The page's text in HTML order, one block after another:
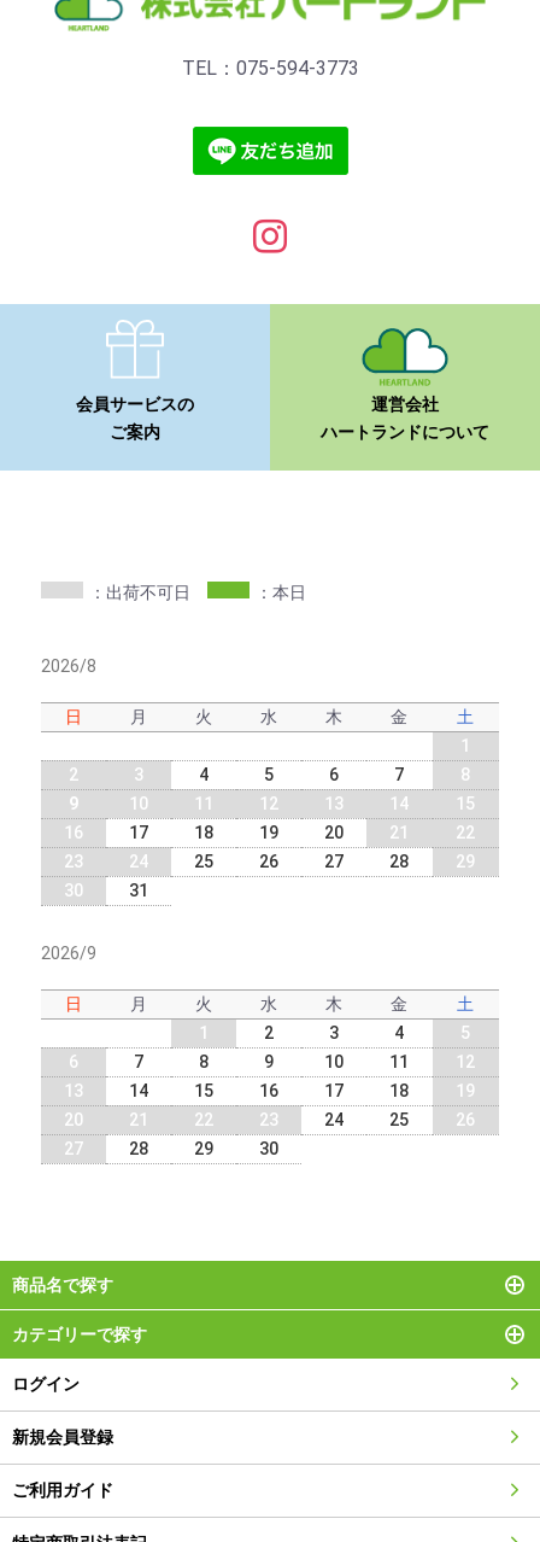
TEL：075-594-3773
会員サービスの
ご案内
運営会社
ハートランドについて
：出荷不可日 ：本日
2026/8
日 月 火 水 木 金
土
1
2
3 4 5 6 7
8
9
10 11 12 13 14
15
16
17 18 19 20 21
22
23
24 25 26 27 28
29
30
31
2026/9
日 月 火 水 木 金
土
1
2 3 4
5
6
7 8 9 10 11
12
13
14 15 16 17 18
19
20
21 22 23 24 25
26
27
28 29 30
商品名で探す
カテゴリーで探す
ログイン
新規会員登録
ご利用ガイド